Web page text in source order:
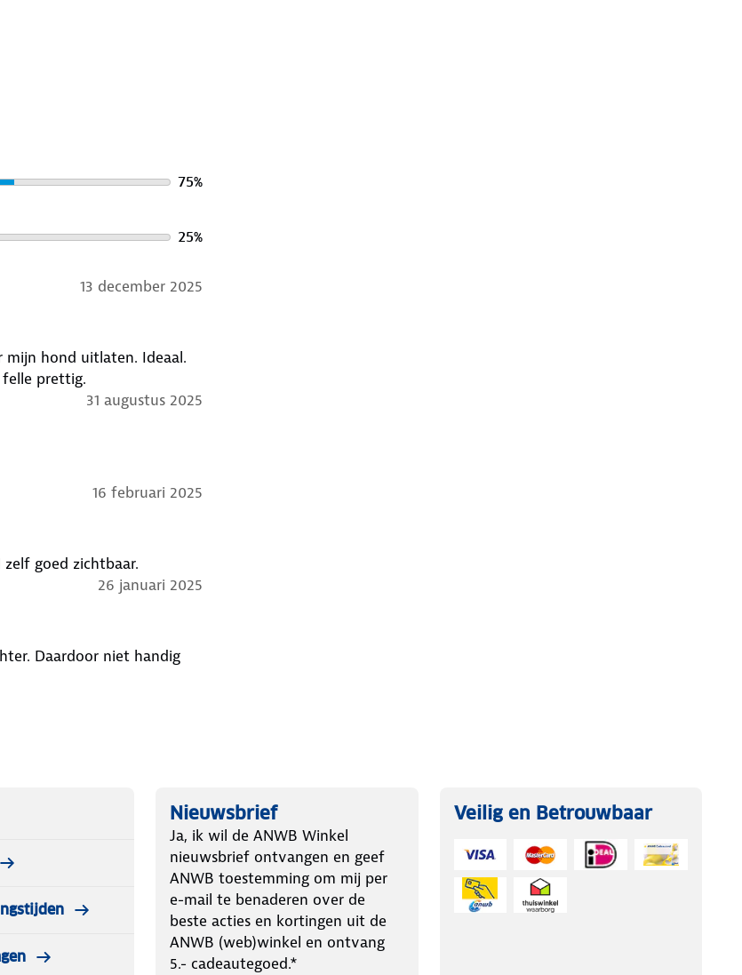
hang hem om je schouder
75%
25%
13 december 2025
mijn hond uitlaten. Ideaal.
felle prettig.
31 augustus 2025
16 februari 2025
goed zichtbaar.
26 januari 2025
Daardoor niet handig
Nieuwsbrief
Ja, ik wil de ANWB Winkel
nieuwsbrief ontvangen en geef
ANWB toestemming om mij per
e-mail te benaderen over de
beste acties en kortingen uit de
ANWB (web)winkel en ontvang
5.- cadeautegoed.*
Veilig en Betrouwbaar